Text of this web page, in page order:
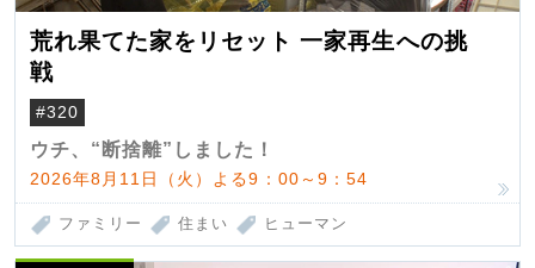
荒れ果てた家をリセット 一家再生への挑
戦
#320
ウチ、“断捨離”しました！
2026年8月11日（火）よる9：00～9：54
ファミリー 住まい ヒューマン